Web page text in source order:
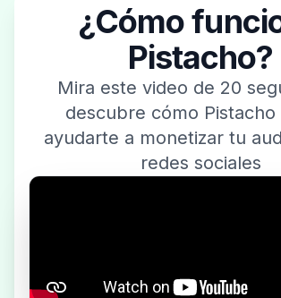
¿Cómo
Pistacho?
Mira este video de 20
descubre cómo Pistacho
ayudarte a monetizar tu
redes sociales